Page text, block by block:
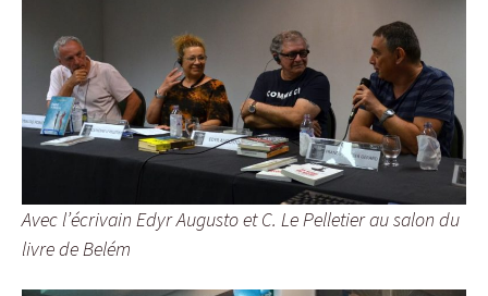
Avec l’écrivain Edyr Augusto et C. Le Pelletier au salon du
livre de Belém